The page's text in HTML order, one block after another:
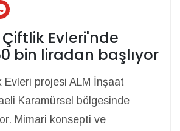
Evleri'nde
bin liradan başlıyor
projesi ALM İnşaat
Karamürsel bölgesinde
Mimari konsepti ve